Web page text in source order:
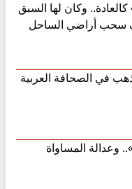
وكان لها السبق
سحب أراضي الساحل
في الصحافة العربية
المساواة